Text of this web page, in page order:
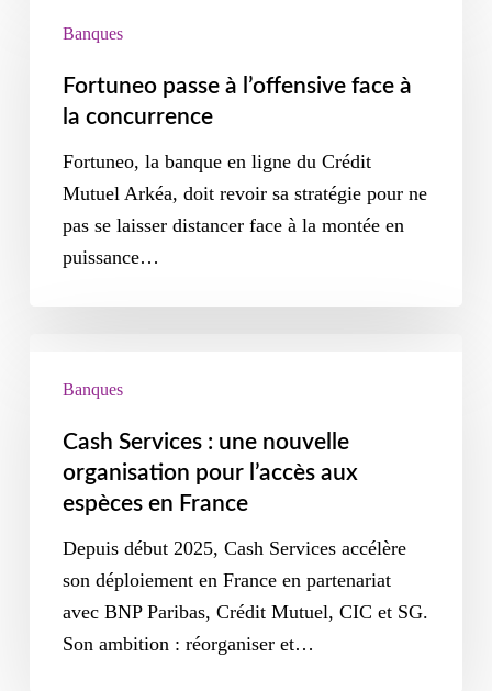
Banques
Fortuneo passe à l’offensive face à
la concurrence
Fortuneo, la banque en ligne du Crédit
Mutuel Arkéa, doit revoir sa stratégie pour ne
pas se laisser distancer face à la montée en
puissance…
Banques
Cash Services : une nouvelle
organisation pour l’accès aux
espèces en France
Depuis début 2025, Cash Services accélère
son déploiement en France en partenariat
avec BNP Paribas, Crédit Mutuel, CIC et SG.
Son ambition : réorganiser et…